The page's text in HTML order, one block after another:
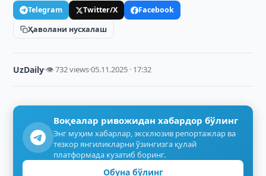
Telegram Twitter/X
Facebook
Ҳаволани нусхалаш
UzDaily·👁 732 views·05.11.2025 · 17:32
Воқеалар ривожидан хабардор бўлинг
Энг муҳим хабарлар, эксклюзив репортажлар ва
тезкор янгиликларни ўзингизга қулай
платформада кузатиб боринг.
Обуна бўлинг